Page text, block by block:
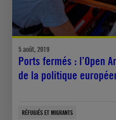
5 août, 2019
Ports fermés : l’Open
de la politique
RÉFUGIÉS ET MIGRANTS